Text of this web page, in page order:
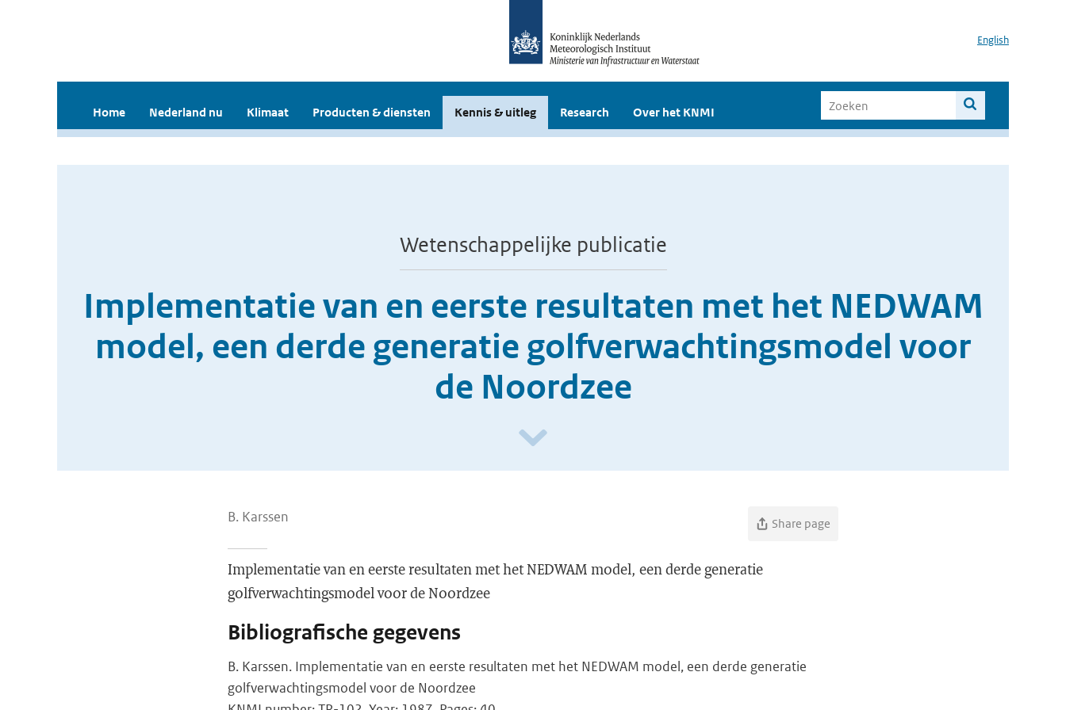
English
Home Nederland nu Klimaat Producten & diensten Kennis & uitleg Research Over het KNMI
Wetenschappelijke publicatie
Implementatie van en eerste resultaten met het NEDWAM
model, een derde generatie golfverwachtingsmodel voor
de Noordzee
B. Karssen Share page
Implementatie van en eerste resultaten met het NEDWAM model, een derde generatie
golfverwachtingsmodel voor de Noordzee
Bibliografische gegevens
B. Karssen. Implementatie van en eerste resultaten met het NEDWAM model, een derde generatie
golfverwachtingsmodel voor de Noordzee